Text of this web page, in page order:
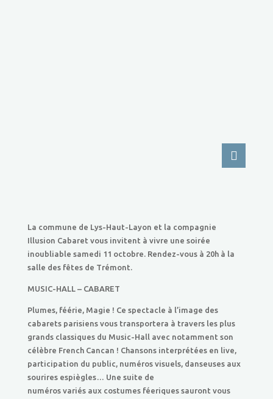
La commune de Lys-Haut-Layon et la compagnie
Illusion Cabaret vous invitent à vivre une soirée
inoubliable samedi 11 octobre. Rendez-vous à 20h à la
salle des fêtes de Trémont.
MUSIC-HALL – CABARET
Plumes, féérie, Magie ! Ce spectacle à l’image des
cabarets parisiens vous transportera à travers les plus
grands classiques du Music-Hall avec notamment son
célèbre French Cancan ! Chansons interprétées en live,
participation du public, numéros visuels, danseuses aux
sourires espiègles… Une suite de
numéros variés aux costumes féeriques sauront vous